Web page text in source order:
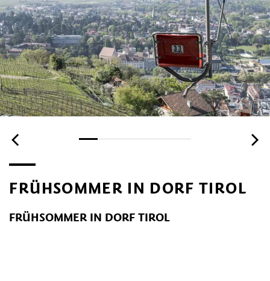
FRÜHSOMMER IN DORF TIROL
FRÜHSOMMER IN DORF TIROL